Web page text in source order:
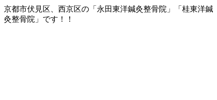
京都市伏見区、西京区の「永田東洋鍼灸整骨院」「桂東洋鍼
灸整骨院」です！！